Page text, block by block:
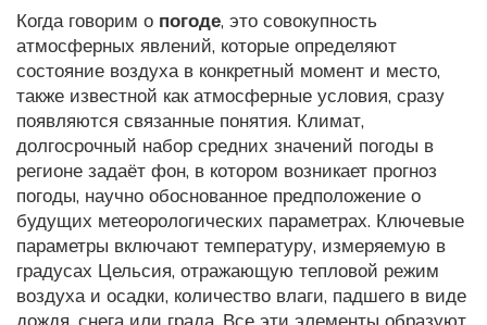
Когда говорим о погоде, это совокупность
атмосферных явлений, которые определяют
состояние воздуха в конкретный момент и место,
также известной какатмосферные условия, сразу
появляются связанные понятия. Климат,
долгосрочный набор средних значений погоды в
регионе задаёт фон, в котором возникает прогноз
погоды, научно обоснованное предположение о
будущих метеорологических параметрах. Ключевые
параметры включают температуру, измеряемую в
градусах Цельсия, отражающую тепловой режим
воздухаи осадки, количество влаги, падшего в виде